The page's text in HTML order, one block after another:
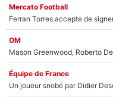
Mercato Football
OM
Équipe de France